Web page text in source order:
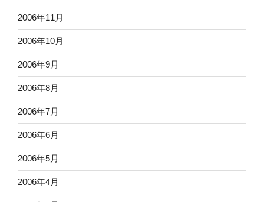
2006年11月
2006年10月
2006年9月
2006年8月
2006年7月
2006年6月
2006年5月
2006年4月